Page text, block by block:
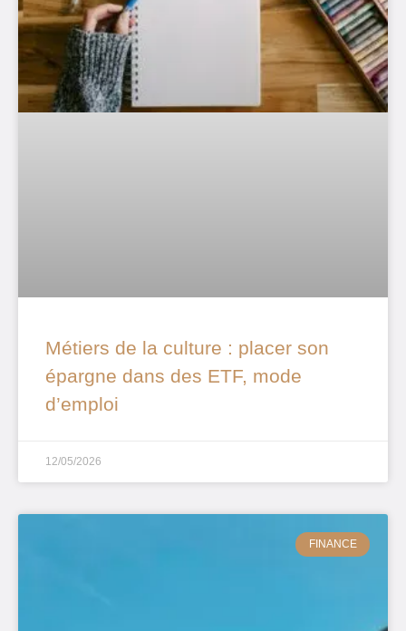
Métiers de la culture : placer son
épargne dans des ETF, mode
d’emploi
12/05/2026
FINANCE